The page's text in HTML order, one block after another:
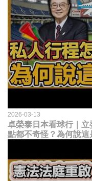
2026-03-13
卓榮泰日本看球行｜
點都不奇怪？為何說這